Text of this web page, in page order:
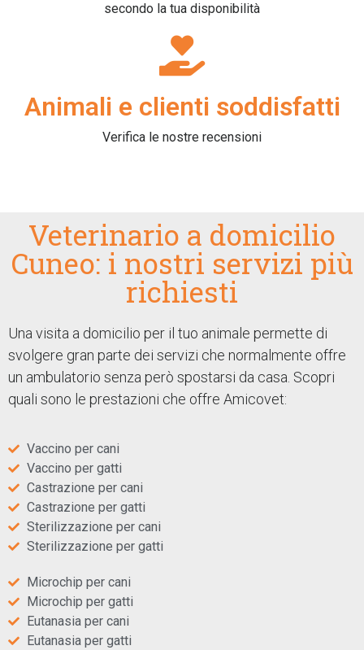
secondo la tua disponibilità
Animali e clienti soddisfatti
Verifica le nostre recensioni
Veterinario a domicilio
Cuneo: i nostri servizi più
richiesti
Una visita a domicilio per il tuo animale permette di
svolgere gran parte dei servizi che normalmente offre
un ambulatorio senza però spostarsi da casa. Scopri
quali sono le prestazioni che offre Amicovet:
Vaccino per cani
Vaccino per gatti
Castrazione per cani
Castrazione per gatti
Sterilizzazione per cani
Sterilizzazione per gatti
Microchip per cani
Microchip per gatti
Eutanasia per cani
Eutanasia per gatti